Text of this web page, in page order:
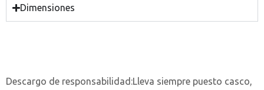
Dimensiones
Descargo de responsabilidad:Lleva siempre puesto casco,